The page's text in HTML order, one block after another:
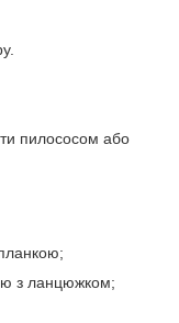
пилососом або
з ланцюжком;